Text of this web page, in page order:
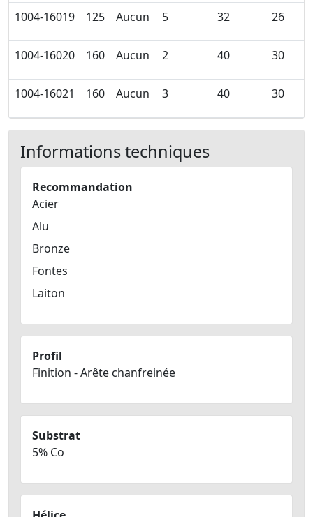
1004-16019 125 Aucun 5 32 26
1004-16020 160 Aucun 2 40 30
1004-16021 160 Aucun 3 40 30
Informations techniques
Recommandation
Acier
Alu
Bronze
Fontes
Laiton
Profil
Finition - Arête chanfreinée
Substrat
5% Co